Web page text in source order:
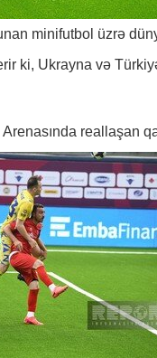
minifutbol üzrə
ki, Ukrayna və
reallaşan